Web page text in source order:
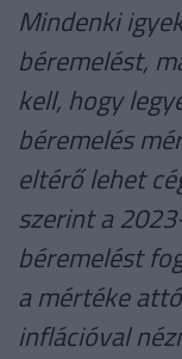
Mindenki
béremelést,
kell, hogy
béremelés
eltérő lehet
szerint a
béremelést
a mértéke
inflációval